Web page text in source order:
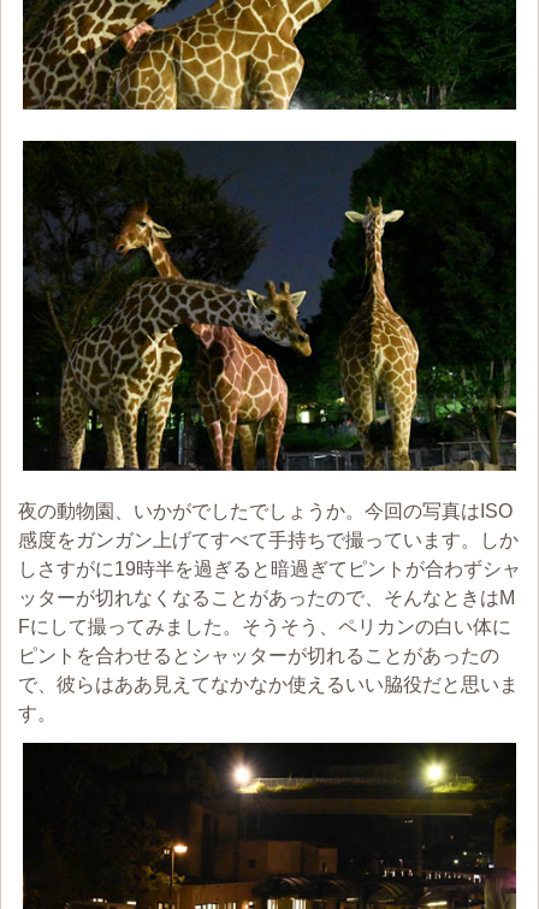
夜の動物園、いかがでしたでしょうか。今回の写真はISO
感度をガンガン上げてすべて手持ちで撮っています。しか
しさすがに19時半を過ぎると暗過ぎてピントが合わずシャ
ッターが切れなくなることがあったので、そんなときはM
Fにして撮ってみました。そうそう、ペリカンの白い体に
ピントを合わせるとシャッターが切れることがあったの
で、彼らはああ見えてなかなか使えるいい脇役だと思いま
す。